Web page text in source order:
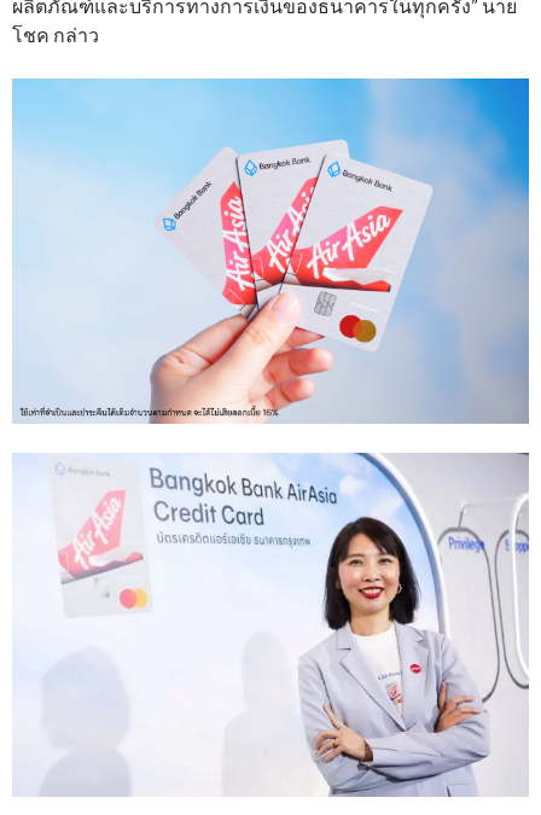
ผลิตภัณฑ์และบริการทางการเงินของธนาคารในทุกครั้ง” นาย
โชค กล่าว